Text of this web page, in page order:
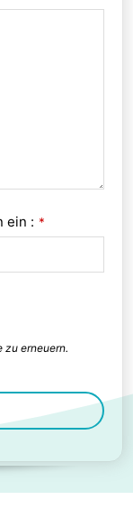
ein : *
zu erneuern.